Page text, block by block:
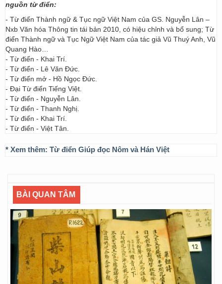
nguồn từ điển:
- Từ điển Thành ngữ & Tục ngữ Việt Nam của GS. Nguyễn Lân –
Nxb Văn hóa Thông tin tái bản 2010, có hiệu chỉnh và bổ sung; Từ
điển Thành ngữ và Tục Ngữ Việt Nam của tác giả Vũ Thuý Anh, Vũ
Quang Hào…
- Từ điển - Khai Trí.
- Từ điển - Lê Văn Đức.
- Từ điển mở - Hồ Ngọc Đức.
- Đại Từ điển Tiếng Việt.
- Từ điển - Nguyễn Lân.
- Từ điển - Thanh Nghị.
- Từ điển - Khai Trí.
- Từ điển - Việt Tân.
* Xem thêm: Từ điển Giúp đọc Nôm và Hán Việt
BÀI QUAN TÂM